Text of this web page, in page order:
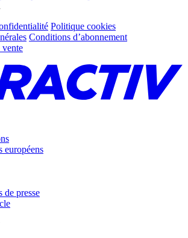
Politique cookies
Conditions d’abonnement
européens
de presse